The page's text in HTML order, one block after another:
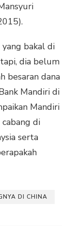
yang bakal di
dia belum
besaran dana
Mandiri di
Mandiri
di
serta
DI CHINA